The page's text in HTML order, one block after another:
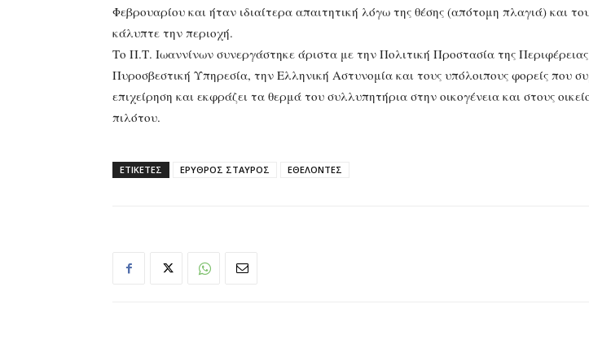
Φεβρουαρίου και ήταν ιδιαίτερα απαιτητική λόγω της θέσης (απότομη πλαγιά) και
κάλυπτε την περιοχή.
Το Π.Τ. Ιωαννίνων συνεργάστηκε άριστα με την Πολιτική Προστασία της
Πυροσβεστική Υπηρεσία, την Ελληνική Αστυνομία και τους υπόλοιπους φορείς που
επιχείρηση και εκφράζει τα θερμά του συλλυπητήρια στην οικογένεια και στους
πιλότου.
ΕΤΙΚΕΤΕΣ ΕΡΥΘΡΟΣ ΣΤΑΥΡΟΣ ΕΘΕΛΟΝΤΕΣ